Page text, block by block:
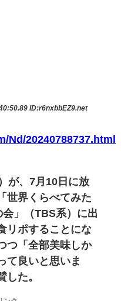
ID:r6nxbbEZ9.net
Nd/20240788737.html
が、7月10日に放
世界くらべてみた
」（TBS系）に出
リポすることにな
つ「全部美味しか
て良いと思いま
した。